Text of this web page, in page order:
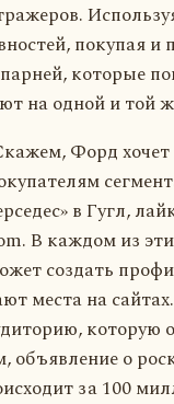
покупая и
которые
на одной и той
Форд
в Гугл,
В каждом из
создать
места на
которую
объявление о
за 100